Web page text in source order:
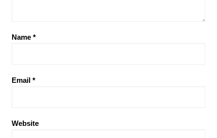
Name *
Email *
Website